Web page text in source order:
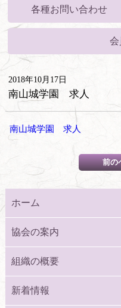
各種お問い合わせ
会
2018年10月17日
南山城学園 求人
南山城学園 求人
ホーム
協会の案内
組織の概要
新着情報